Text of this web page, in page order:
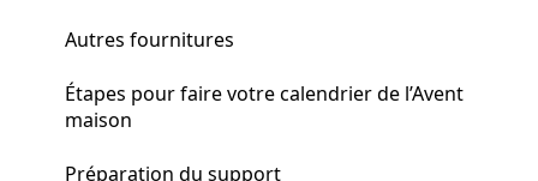
Autres fournitures
Étapes pour faire votre calendrier de l’Avent
maison
Préparation du support